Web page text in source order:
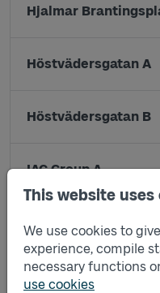
This website uses
We use cookies to
experience, compile
necessary functions
use cookies
Hjalmar
Höstvädersgatan A
Höstvädersgatan B
IAC Group A
John Bunyans Väg A
John Bunyans Väg B